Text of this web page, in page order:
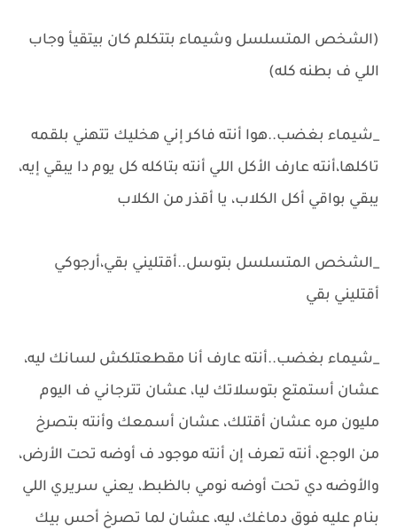
(الشخص المتسلسل وشيماء بتتكلم كان بيتقيأ وجاب
اللي ف بطنه كله)
_شيماء بغضب..هوا أنته فاكر إني هخليك تتهني بلقمه
تاكلها،أنته عارف الأكل اللي أنته بتاكله كل يوم دا يبقي إيه،
يبقي بواقي أكل الكلاب، يا أقذر من الكلاب
_الشخص المتسلسل بتوسل..أقتليني بقي،أرجوكي
أقتليني بقي
_شيماء بغضب..أنته عارف أنا مقطعتلكش لسانك ليه،
عشان أستمتع بتوسلاتك ليا، عشان تترجاني ف اليوم
مليون مره عشان أقتلك، عشان أسمعك وأنته بتصرخ
من الوجع، أنته تعرف إن أنته موجود ف أوضه تحت الأرض،
والأوضه دي تحت أوضه نومي بالظبط، يعني سريري اللي
بنام عليه فوق دماغك، ليه، عشان لما تصرخ أحس بيك